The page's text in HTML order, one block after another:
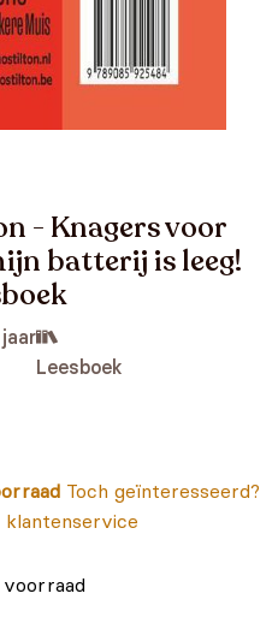
- Knagers voor
batterij is leeg!
Leesboek
Toch geïnteresseerd?